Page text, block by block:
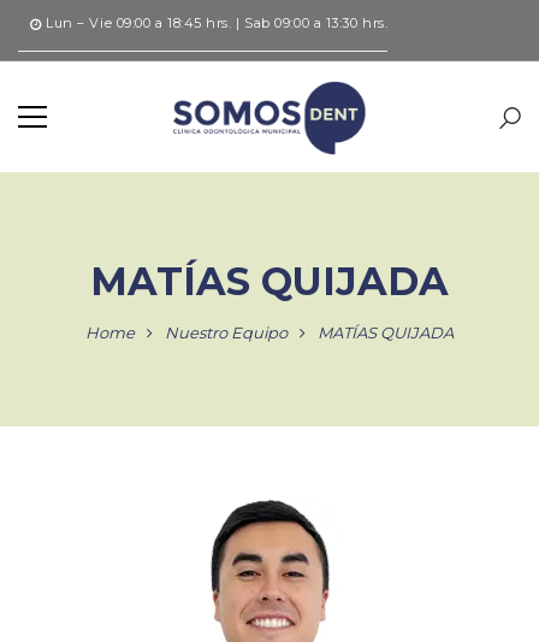
Lun – Vie 09:00 a 18:45 hrs. | Sab 09:00 a 13:30 hrs.
MATÍAS QUIJADA
Home Nuestro Equipo MATÍAS QUIJADA